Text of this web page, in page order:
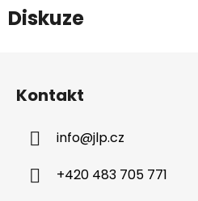
Diskuze
Kontakt
info@jlp.cz
+420 483 705 771